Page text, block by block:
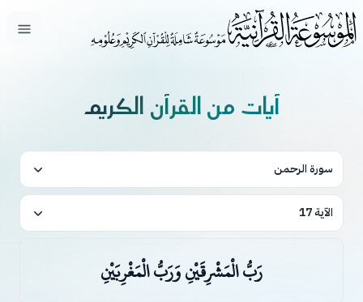
فتح
آيات من القرآن الكريم
سورة الرحمن
الآية 17
رَبُّ الْمَشْرِقَيْنِ وَرَبُّ الْمَغْرِبَيْنِ